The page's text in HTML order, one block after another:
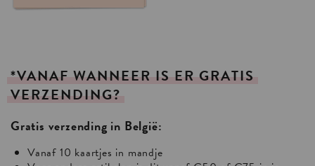
*VANAF WANNEER IS ER GRATIS
VERZENDING?
Gratis verzending in België:
Vanaf 10 kaartjes in mandje